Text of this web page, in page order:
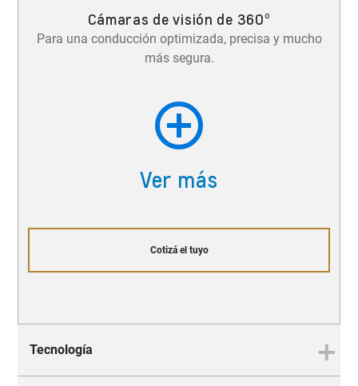
Cámaras de visión de 360º
Para una conducción optimizada, precisa y mucho
más segura.
Ver más
Cotizá el tuyo
Tecnología